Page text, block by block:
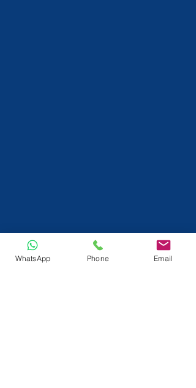
WhatsApp Phone Email